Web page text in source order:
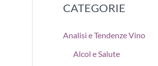
CATEGORIE
Analisi e Tendenze Vino
Alcol e Salute